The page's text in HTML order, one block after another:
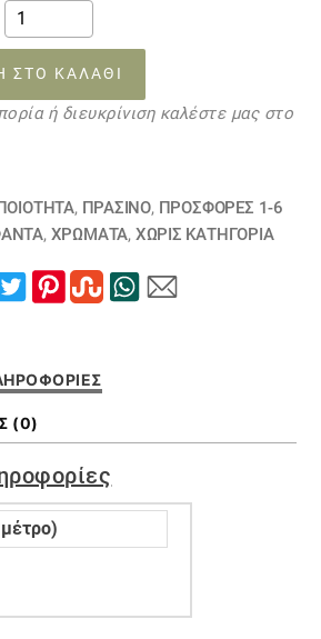
υφάσματα
κουρτίνες
προσφορά
28031711
ΕΞΑΝΤΛΗΘΗΚΕ
ΣΤΟ ΚΑΛΆΘΙ
ή διευκρίνιση καλέστε μας στο
, ΠΡΑΣΙΝΟ, ΠΡΟΣΦΟΡΕΣ 1-6
, ΧΡΏΜΑΤΑ, ΧΩΡΊΣ ΚΑΤΗΓΟΡΊΑ
(0)